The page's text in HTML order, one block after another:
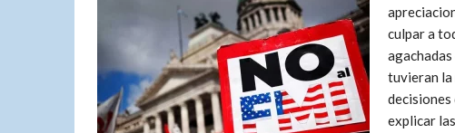
culpar a
tuvieran la
decisiones
explicar